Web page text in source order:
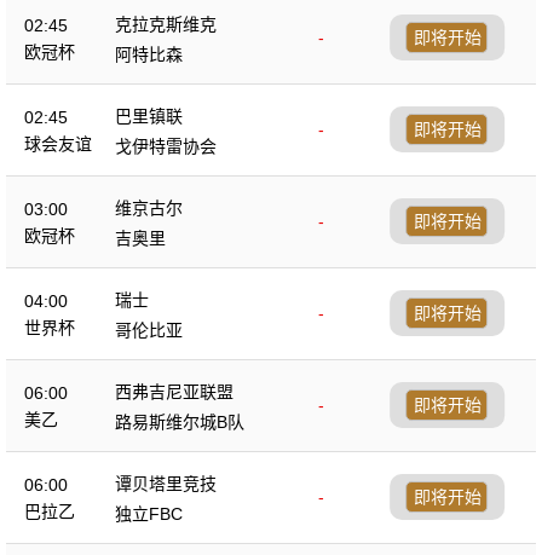
02:45
欧冠杯
克拉克斯维克
-
阿特比森
即将开始
02:45
球会友谊
巴里镇联
-
戈伊特雷协会
即将开始
03:00
欧冠杯
维京古尔
-
吉奥里
即将开始
04:00
世界杯
瑞士
-
哥伦比亚
即将开始
06:00
美乙
西弗吉尼亚联盟
-
路易斯维尔城B队
即将开始
06:00
巴拉乙
谭贝塔里竞技
-
独立FBC
即将开始